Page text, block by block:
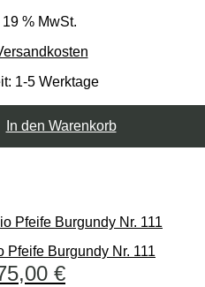
% MwSt.
1-5 Werktage
In den Warenkorb
Burgundy Nr. 111
€